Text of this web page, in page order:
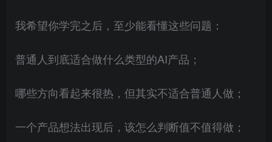
我希望你学完之后，至少能看懂这些问题：
普通人到底适合做什么类型的AI产品；
哪些方向看起来很热，但其实不适合普通人做；
一个产品想法出现后，该怎么判断值不值得做；